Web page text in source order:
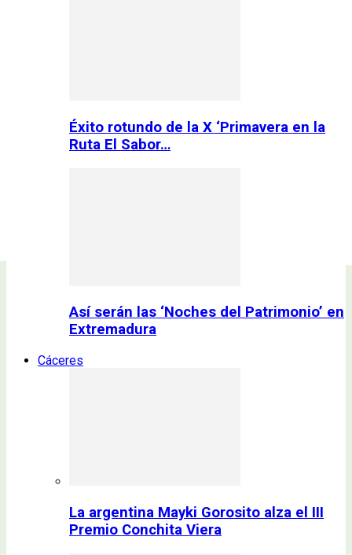
Éxito rotundo de la X ‘Primavera en la
Ruta El Sabor…
Así serán las ‘Noches del Patrimonio’ en
Extremadura
Cáceres
La argentina Mayki Gorosito alza el III
Premio Conchita Viera